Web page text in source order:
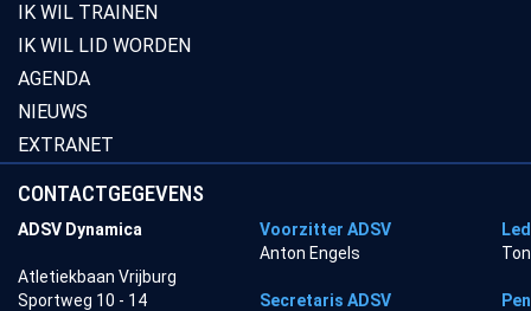
IK WIL TRAINEN
IK WIL LID WORDEN
AGENDA
NIEUWS
EXTRANET
CONTACTGEGEVENS
ADSV Dynamica Voorzitter ADSV
Anton Engels
Atletiekbaan Vrijburg
Sportweg 10 - 14
Secretaris ADSV